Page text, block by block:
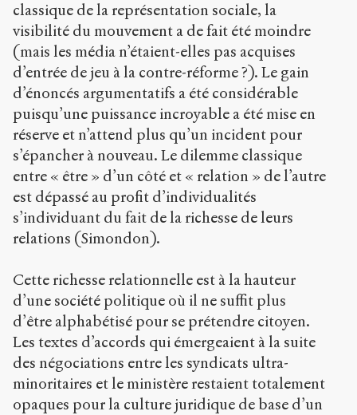
classique de la représentation sociale, la
visibilité du mouvement a de fait été moindre
(mais les média n’étaient-elles pas acquises
d’entrée de jeu à la contre-réforme ?). Le gain
d’énoncés argumentatifs a été considérable
puisqu’une puissance incroyable a été mise en
réserve et n’attend plus qu’un incident pour
s’épancher à nouveau. Le dilemme classique
entre « être » d’un côté et « relation » de l’autre
est dépassé au profit d’individualités
s’individuant du fait de la richesse de leurs
relations (Simondon).
Cette richesse relationnelle est à la hauteur
d’une société politique où il ne suffit plus
d’être alphabétisé pour se prétendre citoyen.
Les textes d’accords qui émergeaient à la suite
des négociations entre les syndicats ultra-
minoritaires et le ministère restaient totalement
opaques pour la culture juridique de base d’un